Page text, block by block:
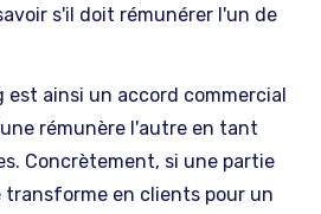
s'il doit rémunérer l'un de
est ainsi un accord commercial
rémunère l'autre en tant
Concrètement, si une partie
transforme en clients pour un